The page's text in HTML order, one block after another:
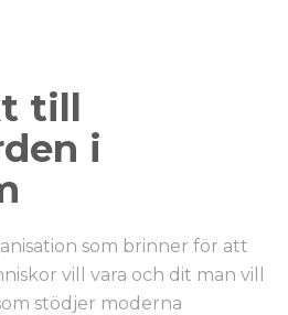
till
i
som brinner för att
vill vara och dit man vill
stödjer moderna